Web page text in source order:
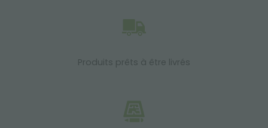
Produits prêts à être livrés